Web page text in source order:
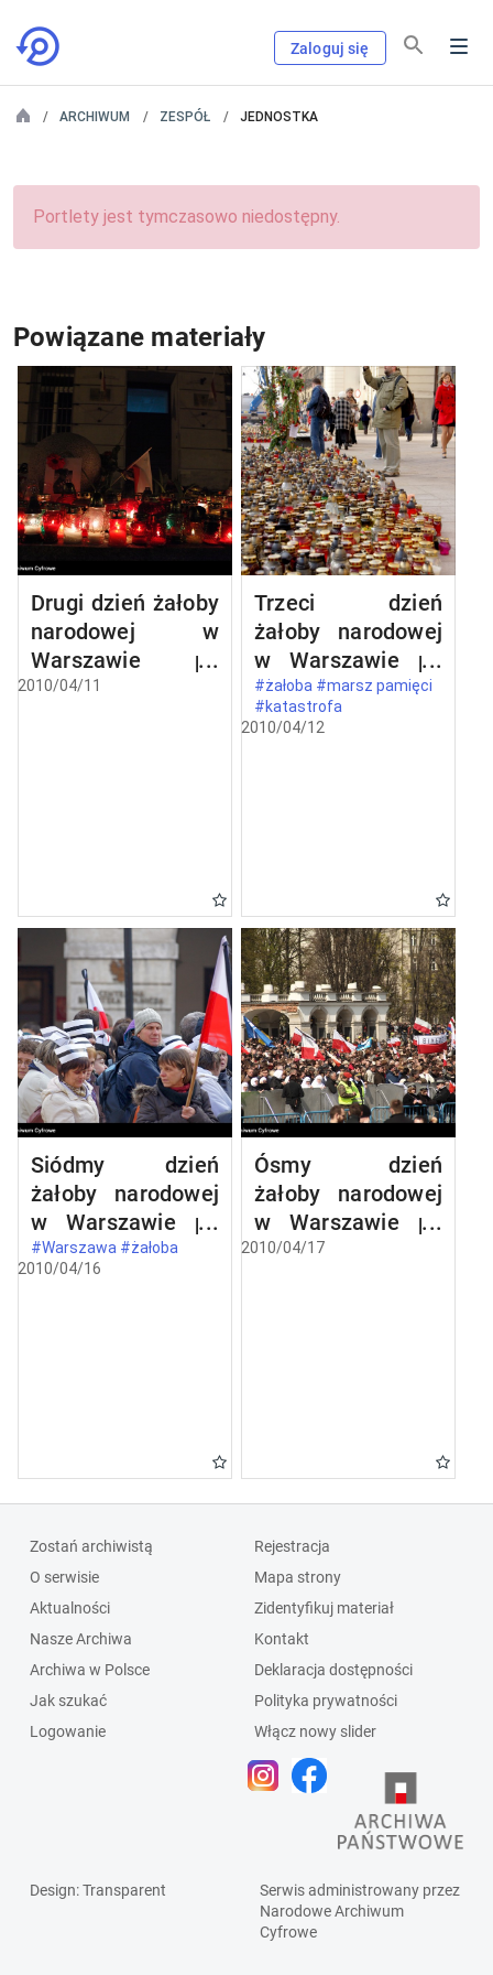
Zaloguj się
ARCHIWUM ZESPÓŁ JEDNOSTKA
Portlety jest tymczasowo niedostępny.
Powiązane materiały
Drugi dzień żałoby
narodowej w
Warszawie po
katastrofie
2010/04/11
Trzeci dzień
żałoby narodowej
w Warszawie po
katastrofie
lotniczej w
#żałoba #marsz pamięci
#katastrofa
2010/04/12
Siódmy dzień
żałoby narodowej
w Warszawie po
katastrofie
lotniczej w
#Warszawa #żałoba
2010/04/16
Ósmy dzień
żałoby narodowej
w Warszawie po
katastrofie
2010/04/17
Zostań archiwistą
O serwisie
Aktualności
Nasze Archiwa
Archiwa w Polsce
Jak szukać
Logowanie
Rejestracja
Mapa strony
Zidentyfikuj materiał
Kontakt
Deklaracja dostępności
Polityka prywatności
Włącz nowy slider
Design: Transparent
Serwis administrowany przez
Narodowe Archiwum
Cyfrowe